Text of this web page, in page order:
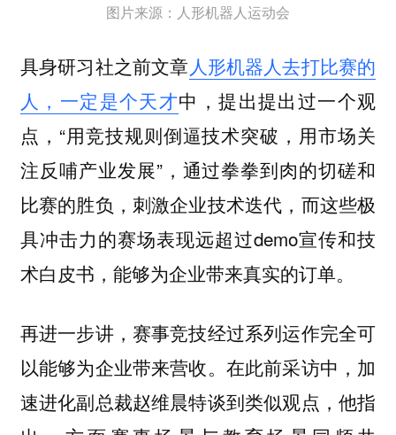
图片来源：人形机器人运动会
具身研习社之前文章人形机器人去打比赛的
人，一定是个天才中，提出提出过一个观
点，“用竞技规则倒逼技术突破，用市场关
注反哺产业发展”，通过拳拳到肉的切磋和
比赛的胜负，刺激企业技术迭代，而这些极
具冲击力的赛场表现远超过demo宣传和技
术白皮书，能够为企业带来真实的订单。
再进一步讲，赛事竞技经过系列运作完全可
以能够为企业带来营收。在此前采访中，加
速进化副总裁赵维晨特谈到类似观点，他指